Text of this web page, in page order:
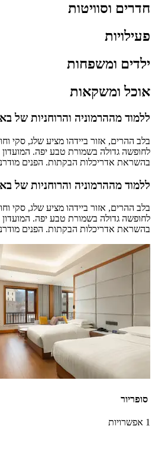
חדרים וסוויטות
פעילויות
ילדים ומשפחות
אוכל ומשקאות
ללמוד מההרמוניה והרוחניות של
בלב ההרים, אזור ביידהו מציע שלג, סקי
בהשראת אדריכלות הבקתות. הפנים מודרני
ללמוד מההרמוניה והרוחניות של
בלב ההרים, אזור ביידהו מציע שלג, סקי
בהשראת אדריכלות הבקתות. הפנים מודרני
סופריור
1 אפשרויות